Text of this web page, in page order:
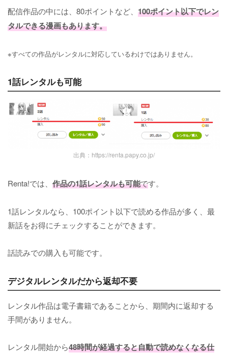
配信作品の中には、80ポイントなど、 100ポイント以下でレン
タルできる漫画もあります。
※すべての作品がレンタルに対応しているわけではありません。
1話レンタルも可能
出典：https://renta.papy.co.jp/
Renta!では、 作品の1話レンタルも可能です。
1話レンタルなら、100ポイント以下で読める作品が多く、最
新話をお得にチェックすることができます。
話読みでの購入も可能です。
デジタルレンタルだから返却不要
レンタル作品は電子書籍であることから、期間内に返却する
手間がありません。
レンタル開始から48時間が経過すると自動で読めなくなる仕